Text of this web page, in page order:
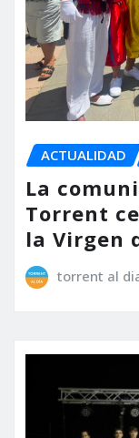
ACTUALIDAD
La
Torrent
la Virgen
torrent al